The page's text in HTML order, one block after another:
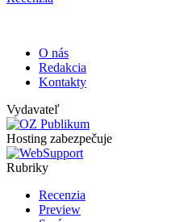
O nás
Redakcia
Kontakty
Vydavateľ
Hosting zabezpečuje
Rubriky
Recenzia
Preview